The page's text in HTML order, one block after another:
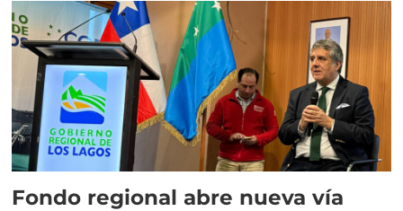
Fondo regional abre nueva vía